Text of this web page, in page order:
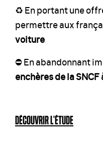
♻️ En portant une
permettre aux
voiture
⛔️ En abandonnant
enchères de la
DÉCOUVRIR L'ÉTUDE